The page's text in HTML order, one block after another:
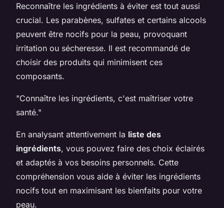
Reconnaître les ingrédients à éviter est tout aussi
crucial. Les parabènes, sulfates et certains alcools
peuvent être nocifs pour la peau, provoquant
irritation ou sécheresse. Il est recommandé de
choisir des produits qui minimisent ces
composants.
"Connaître les ingrédients, c'est maîtriser votre
santé."
En analysant attentivement la liste des
ingrédients, vous pouvez faire des choix éclairés
et adaptés à vos besoins personnels. Cette
compréhension vous aide à éviter les ingrédients
nocifs tout en maximisant les bienfaits pour votre
peau.